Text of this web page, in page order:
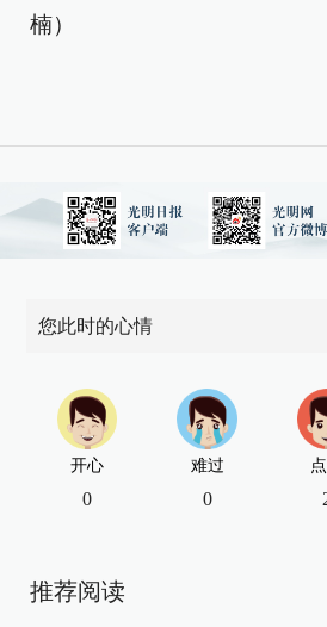
楠）
您此时的心情
开心
0
难过
0
推荐阅读